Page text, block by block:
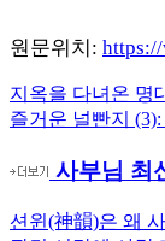
원문위치:
글
비
게
Previous
Post:
지옥을 다녀온 명
Next
즐거운 널빤지
사부님 최
션윈(神韻)은 왜